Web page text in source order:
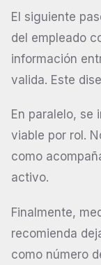
El siguiente
del empleado
información
valida. Este
En paralelo, se
viable por rol.
como
activo.
Finalmente,
recomienda
como número